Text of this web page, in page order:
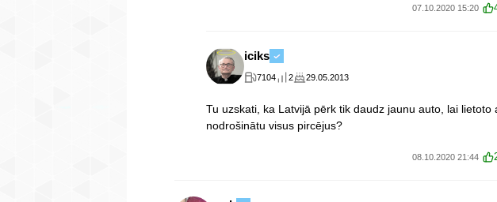
07.10.2020 15:20
iciks
7104 2 29.05.2013
Tu uzskati, ka Latvijā pērk tik daudz jaunu auto, lai lietoto
nodrošinātu visus pircējus?
08.10.2020 21:44